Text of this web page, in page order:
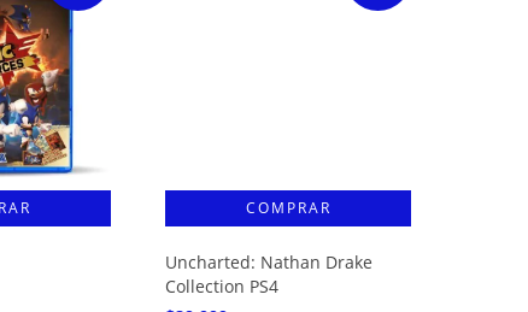
Uncharted: Nathan Drake
Collection PS4